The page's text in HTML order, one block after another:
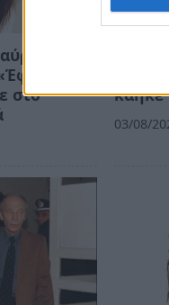
θα
σε
στο
κάηκε
03/08/